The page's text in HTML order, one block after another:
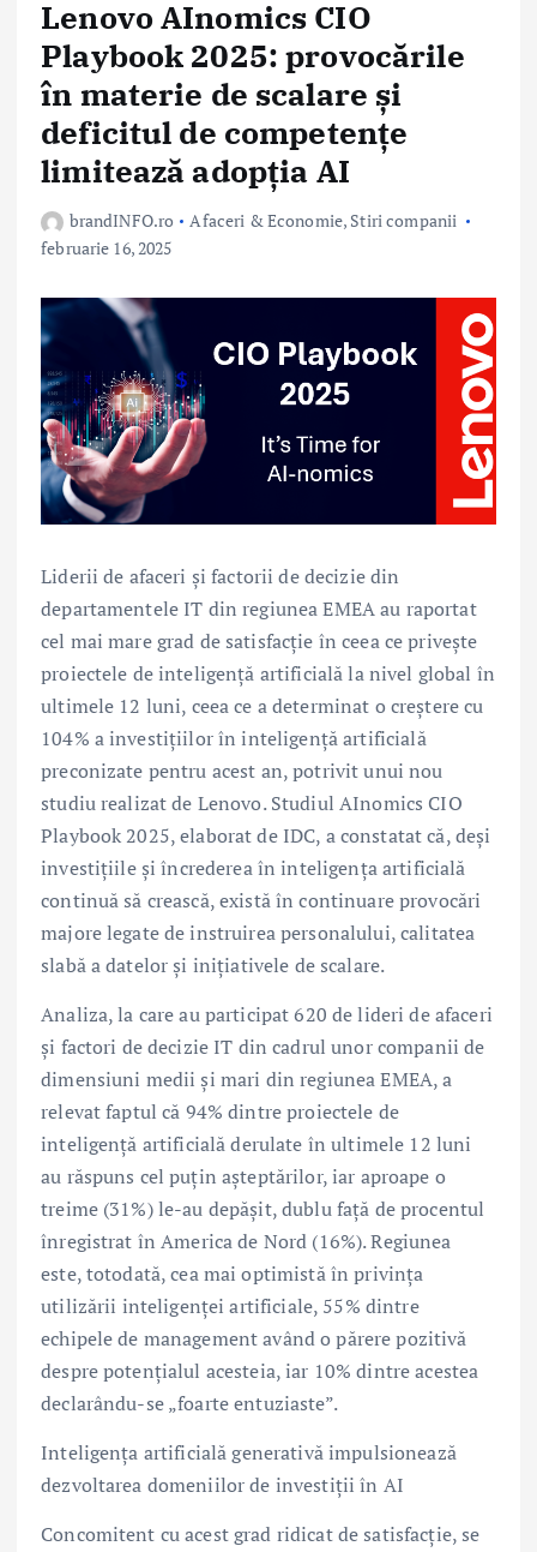
Lenovo AInomics CIO
Playbook 2025: provocările
în materie de scalare și
deficitul de competențe
limitează adopția AI
brandINFO.ro Afaceri & Economie, Stiri companii
februarie 16, 2025
Liderii de afaceri și factorii de decizie din
departamentele IT din regiunea EMEA au raportat
cel mai mare grad de satisfacție în ceea ce privește
proiectele de inteligență artificială la nivel global în
ultimele 12 luni, ceea ce a determinat o creștere cu
104% a investițiilor în inteligență artificială
preconizate pentru acest an, potrivit unui nou
studiu realizat de Lenovo. Studiul AInomics CIO
Playbook 2025, elaborat de IDC, a constatat că, deși
investițiile și încrederea în inteligența artificială
continuă să crească, există în continuare provocări
majore legate de instruirea personalului, calitatea
slabă a datelor și inițiativele de scalare.
Analiza, la care au participat 620 de lideri de afaceri
și factori de decizie IT din cadrul unor companii de
dimensiuni medii și mari din regiunea EMEA, a
relevat faptul că 94% dintre proiectele de
inteligență artificială derulate în ultimele 12 luni
au răspuns cel puțin așteptărilor, iar aproape o
treime (31%) le-au depășit, dublu față de procentul
înregistrat în America de Nord (16%). Regiunea
este, totodată, cea mai optimistă în privința
utilizării inteligenței artificiale, 55% dintre
echipele de management având o părere pozitivă
despre potențialul acesteia, iar 10% dintre acestea
declarându-se „foarte entuziaste”.
Inteligența artificială generativă impulsionează
dezvoltarea domeniilor de investiții în AI
Concomitent cu acest grad ridicat de satisfacție, se